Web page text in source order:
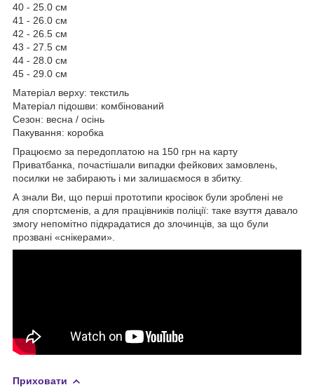
40 - 25.0 см
41 - 26.0 см
42 - 26.5 см
43 - 27.5 см
44 - 28.0 см
45 - 29.0 см
Матеріал верху: текстиль
Матеріал підошви: комбінований
Сезон: весна / осінь
Пакування: коробка
Працюємо за передоплатою на 150 грн на карту
Приватбанка, почастішали випадки фейкових замовлень,
посилки не забирають і ми залишаємося в збитку.
А знали Ви, що перші прототипи кросівок були зроблені не
для спортсменів, а для працівників поліції: таке взуття давало
змогу непомітно підкрадатися до злочинців, за що були
прозвані «снікерами».
Приховати